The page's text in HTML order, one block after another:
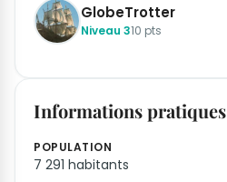
GlobeTrotter
Niveau 310 pts
Informations pratiques
POPULATION
7 291 habitants